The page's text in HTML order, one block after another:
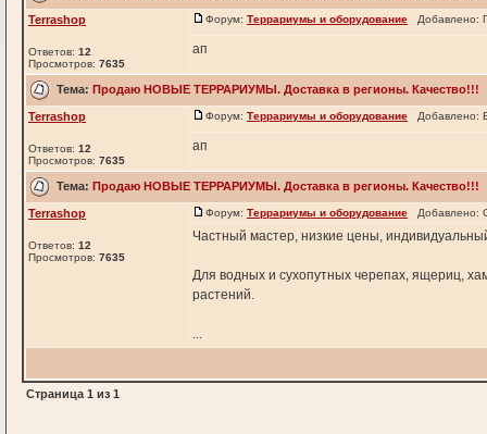
Terrashop
Ответов: 12
Просмотров: 7635
Форум: Террариумы и оборудование Добавлено:
ап
Тема: Продаю НОВЫЕ ТЕРРАРИУМЫ. Доставка в регионы. Качество!!!
Terrashop
Ответов: 12
Просмотров: 7635
Форум: Террариумы и оборудование Добавлено:
ап
Тема: Продаю НОВЫЕ ТЕРРАРИУМЫ. Доставка в регионы. Качество!!!
Terrashop
Ответов: 12
Просмотров: 7635
Форум: Террариумы и оборудование Добавлено:
Частный мастер, низкие цены,
Для водных и сухопутных черепах, ящериц,
растений.
...
Страница 1 из 1